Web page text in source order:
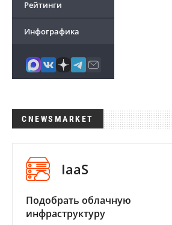
Рейтинги
Инфографика
CNEWSMARKET
IaaS
Подобрать облачную
инфраструктуру